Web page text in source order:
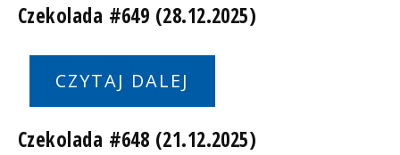
Czekolada #649 (28.12.2025)
CZYTAJ DALEJ
Czekolada #648 (21.12.2025)